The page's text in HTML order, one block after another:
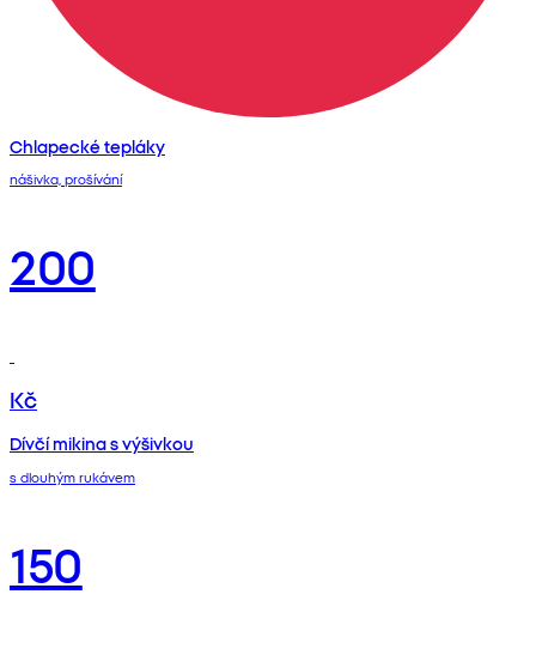
Chlapecké tepláky
nášivka, prošívání
200
Kč
Dívčí mikina s výšivkou
s dlouhým rukávem
150